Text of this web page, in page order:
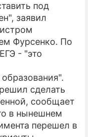
СТИЛЬ ЖИЗНИ
СЕРИАЛЫ
ИГРЫ
ПРЕСС-РЕЛИЗЫ
О ПРОЕКТЕ
под
заявил
Фурсенко. По
- "это
сделать
сообщает
в нынешнем
перешел в